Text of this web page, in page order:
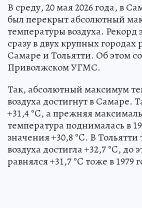
В среду, 20 мая 2026 года, в
был перекрыт абсолютный
температуры воздуха. Рекорд
сразу в двух крупных городах
Самаре и Тольятти. Об этом
Приволжском УГМС.
Так, абсолютный максимум
воздуха достигнут в Самаре.
+31,4 °C, а прежняя
температура поднималась в
значения +30,8 °C. В
воздуха достигла +32,7 °C, до
равнялся +31,7 °C тоже в 1979